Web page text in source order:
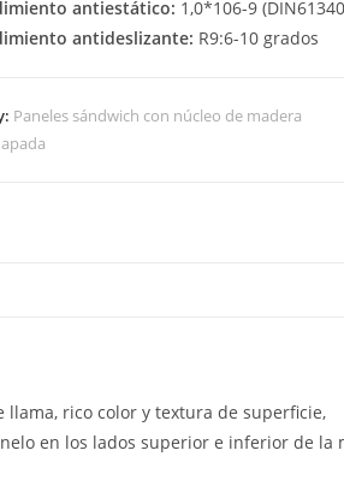
antiestático: 1,0*106-9
antideslizante: R9:6-10 grados
Paneles sándwich con núcleo de madera
llama, rico color y textura de superficie,
en los lados superior e inferior de la